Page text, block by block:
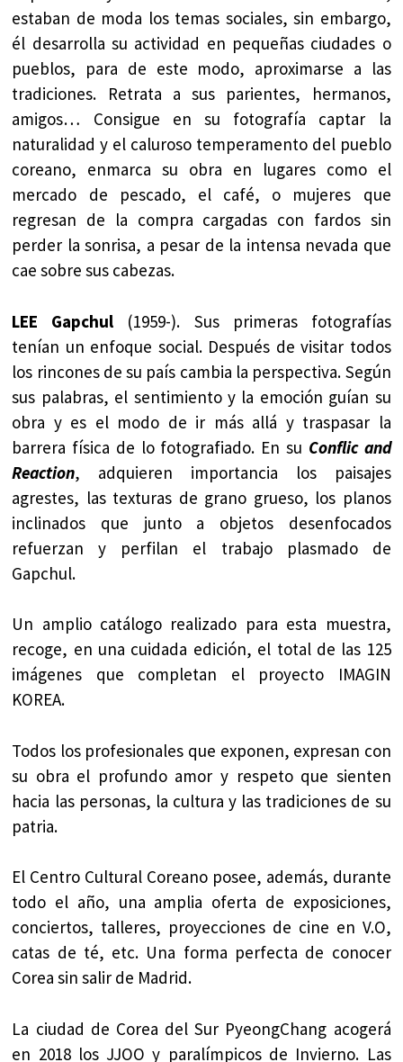
estaban de moda los temas sociales, sin embargo,
él desarrolla su actividad en pequeñas ciudades o
pueblos, para de este modo, aproximarse a las
tradiciones. Retrata a sus parientes, hermanos,
amigos… Consigue en su fotografía captar la
naturalidad y el caluroso temperamento del pueblo
coreano, enmarca su obra en lugares como el
mercado de pescado, el café, o mujeres que
regresan de la compra cargadas con fardos sin
perder la sonrisa, a pesar de la intensa nevada que
cae sobre sus cabezas.
LEE Gapchul (1959-). Sus primeras fotografías
tenían un enfoque social. Después de visitar todos
los rincones de su país cambia la perspectiva. Según
sus palabras, el sentimiento y la emoción guían su
obra y es el modo de ir más allá y traspasar la
barrera física de lo fotografiado. En su Conflic and
Reaction, adquieren importancia los paisajes
agrestes, las texturas de grano grueso, los planos
inclinados que junto a objetos desenfocados
refuerzan y perfilan el trabajo plasmado de
Gapchul.
Un amplio catálogo realizado para esta muestra,
recoge, en una cuidada edición, el total de las 125
imágenes que completan el proyecto IMAGIN
KOREA.
Todos los profesionales que exponen, expresan con
su obra el profundo amor y respeto que sienten
hacia las personas, la cultura y las tradiciones de su
patria.
El Centro Cultural Coreano posee, además, durante
todo el año, una amplia oferta de exposiciones,
conciertos, talleres, proyecciones de cine en V.O,
catas de té, etc. Una forma perfecta de conocer
Corea sin salir de Madrid.
La ciudad de Corea del Sur PyeongChang acogerá
en 2018 los JJOO y paralímpicos de Invierno. Las